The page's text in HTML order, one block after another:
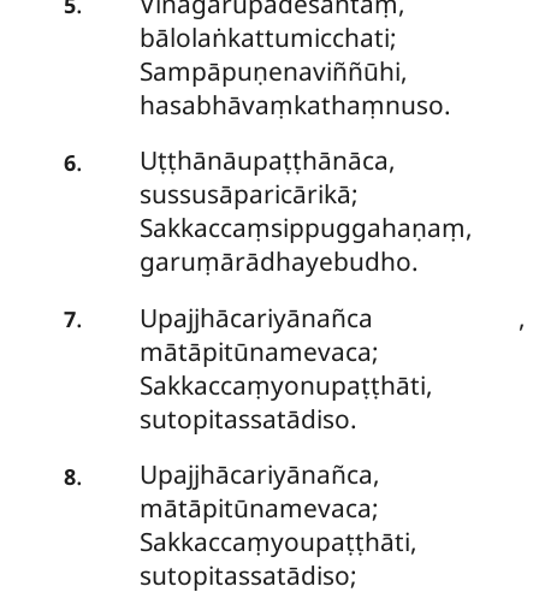
bālolaṅkattumicchati;
Sampāpuṇenaviññūhi,
hasabhāvaṃkathaṃnuso.
6.
Uṭṭhānāupaṭṭhānāca,
sussusāparicārikā;
Sakkaccaṃsippuggahaṇaṃ,
garuṃārādhayebudho.
7. Upajjhācariyānañca ,
mātāpitūnamevaca;
Sakkaccaṃyonupaṭṭhāti,
sutopitassatādiso.
8.
Upajjhācariyānañca,
mātāpitūnamevaca;
Sakkaccaṃyoupaṭṭhāti,
sutopitassatādiso;